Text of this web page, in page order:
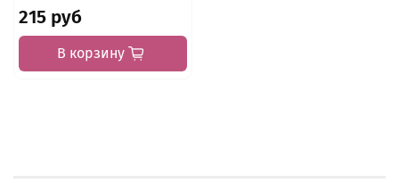
215 руб
В корзину